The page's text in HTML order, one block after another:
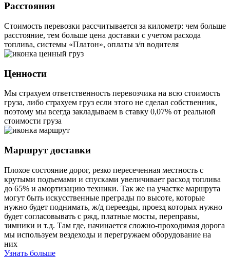
Расстояния
Стоимость перевозки рассчитывается за километр: чем больше
расстояние, тем больше цена доставки с учетом расхода
топлива, системы «Платон», оплаты з/п водителя
Ценности
Мы страхуем ответственность перевозчика на всю стоимость
груза, либо страхуем груз если этого не сделал собственник,
поэтому мы всегда закладываем в ставку 0,07% от реальной
стоимости груза
Маршрут доставки
Плохое состояние дорог, резко пересеченная местность с
крутыми подъемами и спусками увеличивает расход топлива
до 65% и амортизацию техники. Так же на участке маршрута
могут быть искусственные преграды по высоте, которые
нужно будет поднимать, ж/д переезды, проезд которых нужно
будет согласовывать с ржд, платные мосты, переправы,
зимники и т.д. Там где, начинается сложно-проходимая дорога
мы используем вездеходы и перегружаем оборудование на
них
Узнать больше